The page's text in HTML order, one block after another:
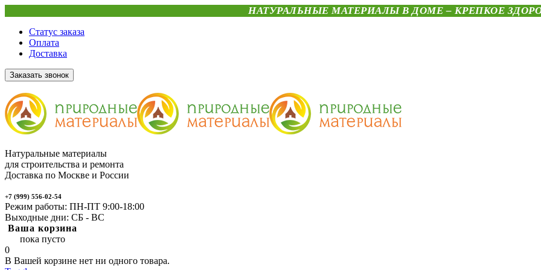
НАТУРАЛЬНЫЕ МАТЕРИАЛЫ В ДОМЕ – КРЕПКОЕ
Статус заказа
Оплата
Доставка
Заказать звонок
Натуральные материалы
для строительства и ремонта
Доставка по Москве и России
+7 (999) 556-02-54
Режим работы: ПН-ПТ 9:00-18:00
Выходные дни: СБ - ВС
Ваша корзина
пока пусто
0
В Вашей корзине нет ни одного товара.